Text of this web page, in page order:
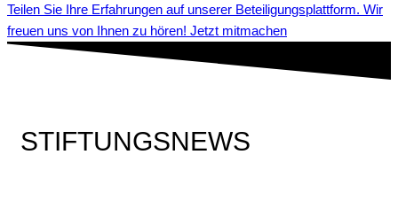
Teilen Sie Ihre Erfahrungen auf unserer Beteiligungsplattform. Wir
freuen uns von Ihnen zu hören! Jetzt mitmachen
STIFTUNGSNEWS